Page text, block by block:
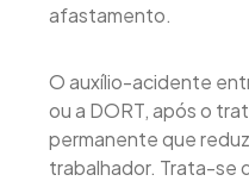
afastamento.
O auxílio-acidente
ou a DORT, após o
permanente que
trabalhador. Trata-se